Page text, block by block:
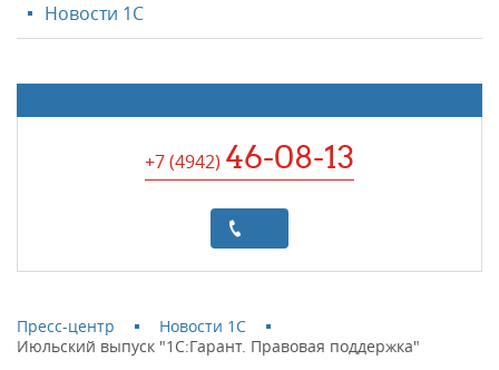
Новости 1С
+7 (4942) 46-08-13
Пресс-центр
Новости 1С
Июльский выпуск "1С:Гарант. Правовая поддержка"